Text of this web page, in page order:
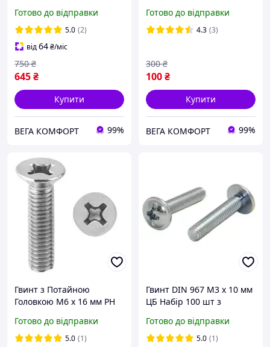
DIN 7991 Міцність 10.9
Spec (SP-0674501)
Готово до відправки
5.0 (2)
від64₴/міс
645₴
750 ₴
Купити
ВЕГА КОМФОРТ 99%
Готово до відправки
4.3 (3)
100₴
300 ₴
Купити
ВЕГА КОМФОРТ 99%
Гвинт з Потайною
Головкою М6 х 16 мм PH
Готово до відправки
5.0 (1)
Гвинт DIN 967 М3 х 10 мм
ЦБ Набір 100 шт з
та Фланцем PZ+PL Spec
Готово до відправки
5.0 (1)